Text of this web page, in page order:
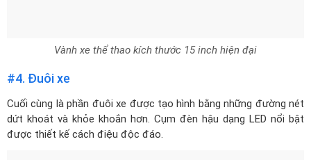
Vành xe thể thao kích thước 15 inch hiện đại
#4. Đuôi xe
Cuối cùng là phần đuôi xe được tạo hình bằng những đường nét
dứt khoát và khỏe khoắn hơn. Cụm đèn hậu dạng LED nổi bật
được thiết kế cách điệu độc đáo.